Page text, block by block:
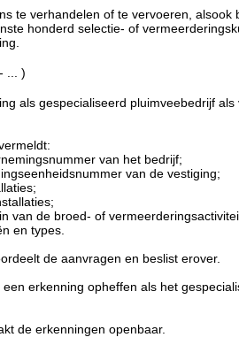
te verhandelen of te vervoeren,
honderd selectie- of
... )
als gespecialiseerd pluimveebedrijf
van het bedrijf;
van de vestiging;
van de broed- of
en types.
de aanvragen en beslist erover.
erkenning opheffen als het
de erkenningen openbaar.